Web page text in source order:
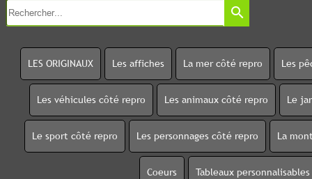
search
LES ORIGINAUX Les affiches La mer côté repro Les
Les véhicules côté repro Les animaux côté repro Le
Le sport côté repro Les personnages côté repro La
Coeurs Tableaux personnalisables